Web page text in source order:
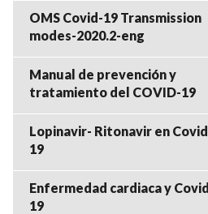
OMS Covid-19 Transmission
modes-2020.2-eng
Manual de prevención y
tratamiento del COVID-19
Lopinavir- Ritonavir en
19
Enfermedad cardiaca y
19